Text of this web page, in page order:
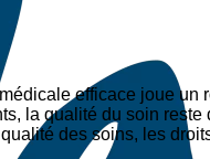
efficace joue
la qualité du soin
des soins, les